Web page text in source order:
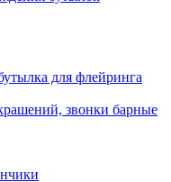
для флейринга
звонки барные